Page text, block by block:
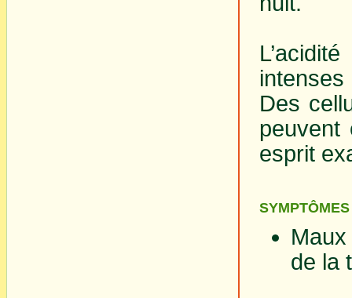
Des
peuvent
esprit
de la